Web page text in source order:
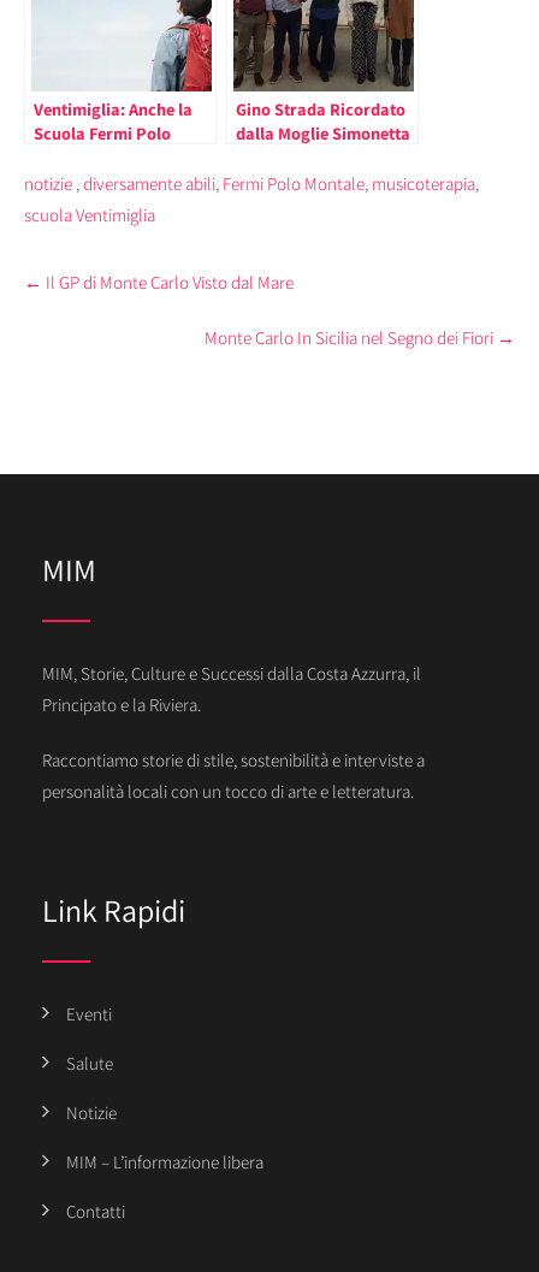
Ventimiglia: Anche la
Scuola Fermi Polo
Giornata Nazionale in
Memoria delle Vittime
del Covid19
Gino Strada Ricordato
dalla Moglie Simonetta
Montale di Ventimiglia
notizie ,diversamente abili, Fermi Polo Montale, musicoterapia,
scuola Ventimiglia
Post
← Il GP di Monte Carlo Visto dal Mare
Monte Carlo In Sicilia nel Segno dei Fiori →
MIM
MIM, Storie, Culture e Successi dalla Costa Azzurra, il
Principato e la Riviera.
Raccontiamo storie di stile, sostenibilità e interviste a
personalità locali con un tocco di arte e letteratura.
Link Rapidi
Eventi
Salute
Notizie
MIM – L’informazione libera
Contatti